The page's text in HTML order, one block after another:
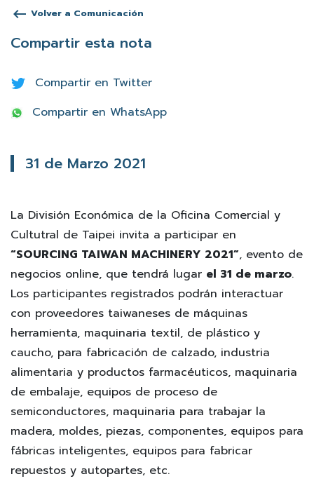
keyboard_backspace Volver a Comunicación
Compartir esta nota
Compartir en Twitter
Compartir en WhatsApp
31 de Marzo 2021
La División Económica de la Oficina Comercial y
Cultutral de Taipei invita a participar en
“SOURCING TAIWAN MACHINERY 2021”, evento de
negocios online, que tendrá lugar el 31 de marzo.
Los participantes registrados podrán interactuar
con proveedores taiwaneses de máquinas
herramienta, maquinaria textil, de plástico y
caucho, para fabricación de calzado, industria
alimentaria y productos farmacéuticos, maquinaria
de embalaje, equipos de proceso de
semiconductores, maquinaria para trabajar la
madera, moldes, piezas, componentes, equipos para
fábricas inteligentes, equipos para fabricar
repuestos y autopartes, etc.